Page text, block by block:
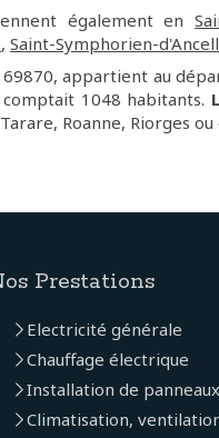
également en
,Saint-Symphorien-
69870, appartient au
1048 habitants.
Roanne, Riorges ou
Prestations
Electricité générale
Chauffage électrique
Installation de
Climatisation,